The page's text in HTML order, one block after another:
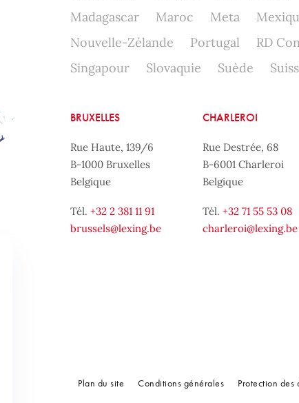
Madagascar
Maroc Meta
Nouvelle-Zélande
Portugal RD
Singapour
Slovaquie Suède
BRUXELLES
Rue Haute, 139/6
B-1000 Bruxelles
Belgique
Tél. +32 2 381 11 91
brussels@lexing.be
CHARLEROI
Rue Destrée, 68
B-6001 Charleroi
Belgique
Tél.+32 71 55 53 08
charleroi@lexing.be
Plan du site Conditions générales Protection des